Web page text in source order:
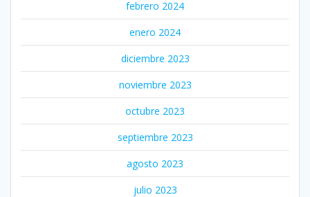
febrero 2024
enero 2024
diciembre 2023
noviembre 2023
octubre 2023
septiembre 2023
agosto 2023
julio 2023